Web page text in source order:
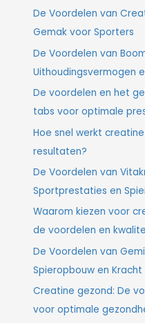
De Voordelen van
Gemak voor Sporters
De Voordelen van
Uithoudingsvermogen
De voordelen en het
tabs voor optimale
Hoe snel werkt
resultaten?
De Voordelen van
Sportprestaties en
Waarom kiezen voor
de voordelen en
De Voordelen van
Spieropbouw en Kracht
Creatine gezond: De
voor optimale